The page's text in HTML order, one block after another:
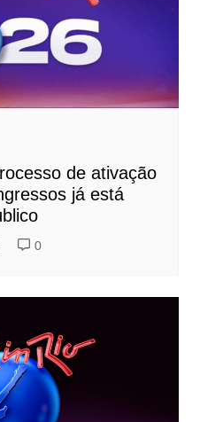
de ativação
já está
0